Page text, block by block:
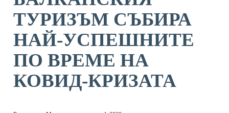
ТУРИЗЪМ СЪБИРА
НАЙ-УСПЕШНИТЕ
ПО ВРЕМЕ НА
КОВИД-КРИЗАТА